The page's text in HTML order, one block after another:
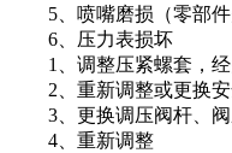
5、喷嘴磨损（零部件
6、压力表损坏
1、调整压紧螺套，经
2、重新调整或更换安
3、更换调压阀杆、阀
4、重新调整